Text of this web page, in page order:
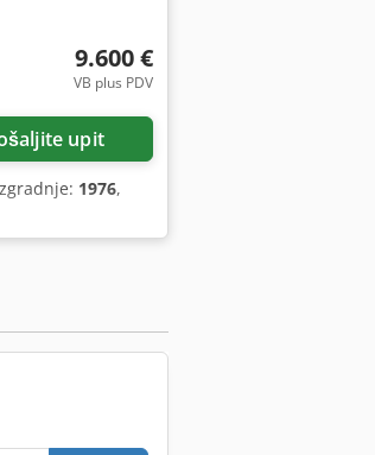
9.600 €
VB plus PDV
upit
1976,